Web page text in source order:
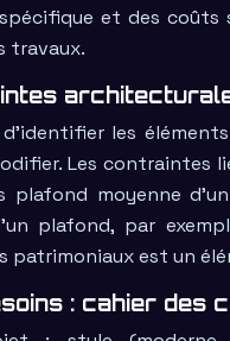
et des coûts
travaux.
les
Les contraintes
plafond moyenne
plafond, par
patrimoniaux est un
: cahier des